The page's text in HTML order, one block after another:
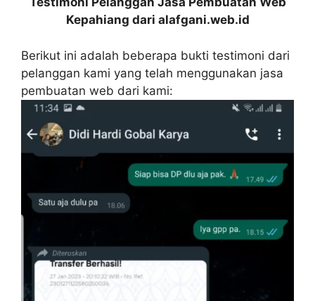
Kepahiang dari alafgani.web.id
Berikut ini adalah beberapa bukti testimoni dari
pelanggan kami yang telah menggunakan jasa
pembuatan web dari kami: